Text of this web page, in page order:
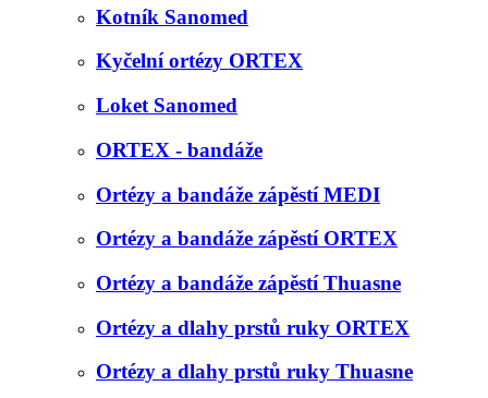
Kotník Sanomed
Kyčelní ortézy ORTEX
Loket Sanomed
ORTEX - bandáže
Ortézy a bandáže zápěstí MEDI
Ortézy a bandáže zápěstí ORTEX
Ortézy a bandáže zápěstí Thuasne
Ortézy a dlahy prstů ruky ORTEX
Ortézy a dlahy prstů ruky Thuasne